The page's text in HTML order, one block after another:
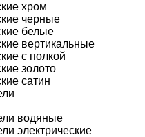
хром
черные
белые
вертикальные
с полкой
золото
сатин
водяные
электрические